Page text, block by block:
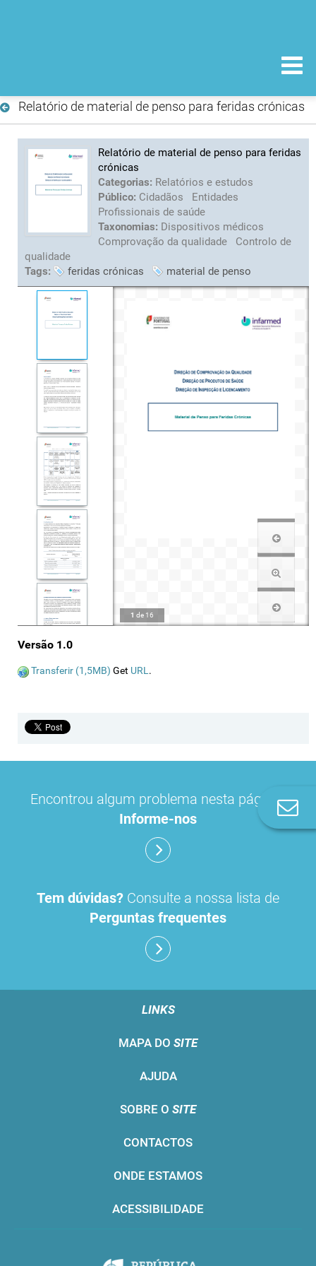
Relatório de material de penso para feridas crónicas
Relatório de material de penso para feridas
crónicas
Categorias: Relatórios e estudos
Público: Cidadãos
Entidades
Profissionais de saúde
Taxonomias: Dispositivos médicos
Comprovação da qualidade
Controlo de
qualidade
Tags:
feridas crónicas material de penso
1 de 16
Versão 1.0
Transferir (1,5MB) Get URL.
Encontrou algum problema nesta página?
Informe-nos
Tem dúvidas? Consulte a nossa lista de
Perguntas frequentes
LINKS
MAPA DO SITE
AJUDA
SOBRE O SITE
CONTACTOS
ONDE ESTAMOS
ACESSIBILIDADE